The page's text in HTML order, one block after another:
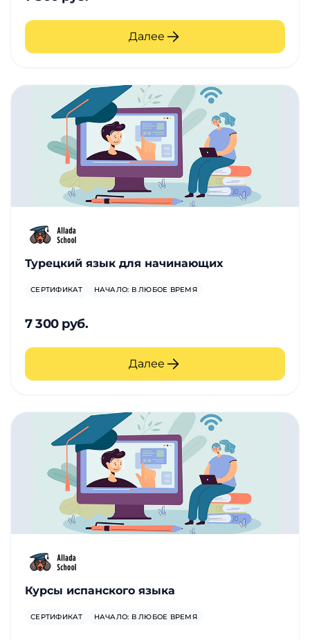
Далее
Турецкий язык для начинающих
СЕРТИФИКАТ НАЧАЛО: В ЛЮБОЕ ВРЕМЯ
7 300 руб.
Далее
Курсы испанского языка
СЕРТИФИКАТ НАЧАЛО: В ЛЮБОЕ ВРЕМЯ